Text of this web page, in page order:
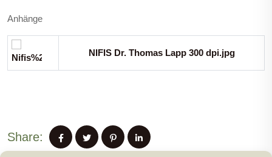
Anhänge
NIFIS Dr. Thomas Lapp 300 dpi.jpg
Share: